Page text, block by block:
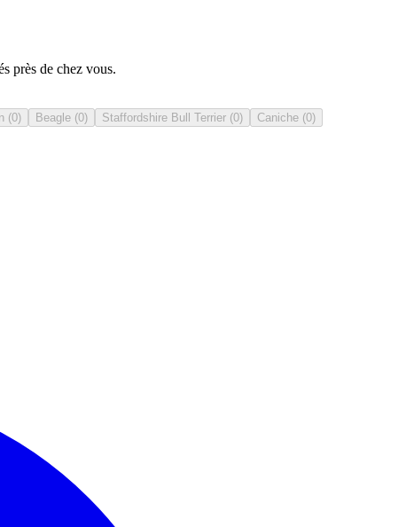
près de chez vous.
(0) Beagle (0) Staffordshire Bull Terrier (0) Caniche (0)